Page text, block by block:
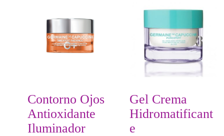
Contorno Ojos
Antioxidante
Iluminador
Gel Crema
Hidromatificant
e